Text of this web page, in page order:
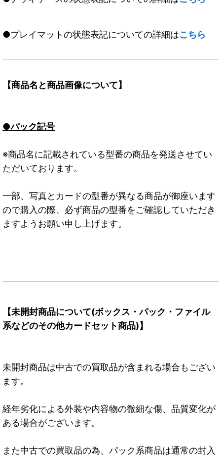
●プレイマットの状態表記についての詳細はこちら
【商品名と商品画像について】
●パック記号
※商品名に記載されている型番の商品を発送させてい
ただいております。
一部、写真とカードの型番が異なる商品が御座います
ので購入の際、必ず商品の型番をご確認していただき
ますようお願い申し上げます。
【未開封商品について(ボックス・パック・ファイル
系などのその他カードセット商品)】
未開封商品は中古での買取品が含まれる場合もござい
ます。
経年劣化による外装や内容物の微細な傷、品質変化が
ある場合がございます。
また中古での買取品の為、パック系商品は通常の封入